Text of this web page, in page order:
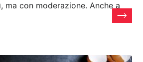
ma con moderazione. Anche a